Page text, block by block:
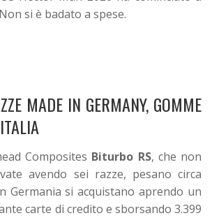
si è badato a spese.
MADE IN GERMANY, GOMME
Composites Biturbo RS, che non
avendo sei razze, pesano circa
Germania si acquistano aprendo un
carte di credito e sborsando 3.399